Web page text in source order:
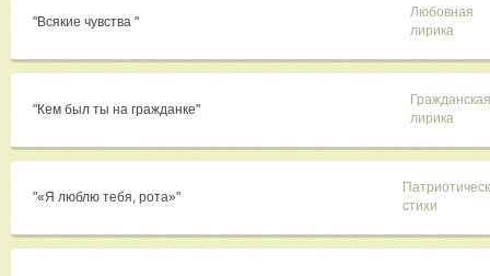
"Всякие чувства "
Любовная
лирика
"Кем был ты на гражданке"
Гражданская
лирика
"«Я люблю тебя, рота»"
стихи